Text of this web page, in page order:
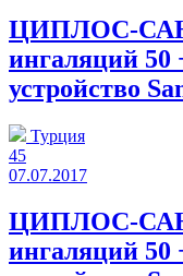
ЦИПЛОС-
ингаляций 50
устройство
Турция
45
07.07.2017
ЦИПЛОС-
ингаляций 50